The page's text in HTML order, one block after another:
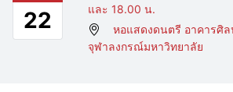
22
และ 18.00 น.
หอแสดงดนตรี อาคารศิ
จุฬาลงกรณ์มหาวิทยาลัย